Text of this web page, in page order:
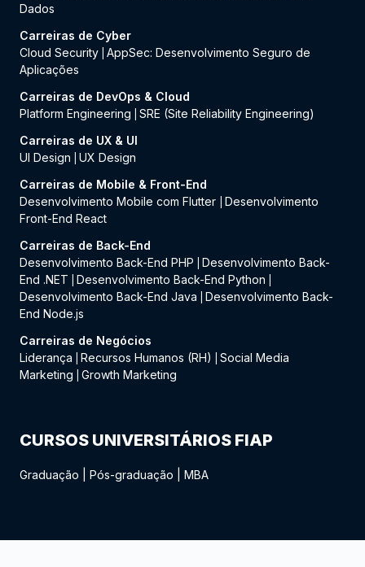
Dados
Carreiras de Cyber
Cloud Security AppSec: Desenvolvimento Seguro de
Aplicações
Carreiras de DevOps & Cloud
Platform Engineering
SRE (Site Reliability Engineering)
Carreiras de UX & UI
UI Design
UX Design
Carreiras de Mobile & Front-End
Desenvolvimento Mobile com Flutter
Desenvolvimento
Front-End React
Carreiras de Back-End
Desenvolvimento Back-End PHP
Desenvolvimento Back-
End .NET
Desenvolvimento Back-End Python
Desenvolvimento Back-End Java
Desenvolvimento Back-
End Node.js
Carreiras de Negócios
Liderança
Recursos Humanos (RH)
Social Media
Marketing
Growth Marketing
CURSOS UNIVERSITÁRIOS FIAP
Graduação Pós-graduação MBA